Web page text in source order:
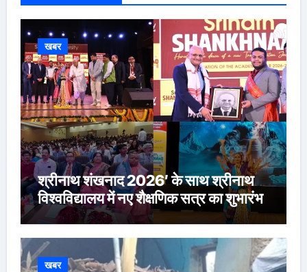
खबर
श्रीनाथ शंखनाद 2026′ के साथ श्रीनाथ
विश्वविद्यालय में नए शैक्षणिक सत्र का शुभारंभ
खबर